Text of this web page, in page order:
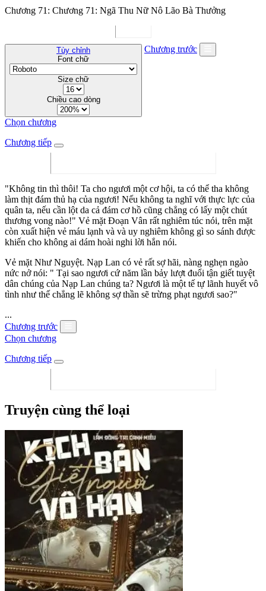
Chương 71: Chương 71: Ngã Thu Nữ Nô Lão Bà Thưởng
Tùy chỉnh
Font chữ
Size chữ
Chiều cao dòng
Chương trước
Chọn chương
Chương tiếp
"Không tin thì thôi! Ta cho ngươi một cơ hội, ta có thể tha không
làm thịt đám thủ hạ của ngươi! Nếu không ta nghĩ với thực lực của
quân ta, nếu cần lột da cả đám cơ hồ cũng chẳng có lấy một chút
thương vong nào!" Vẻ mặt Đoạn Vân rất nghiêm túc nói, trên mặt
còn xuất hiện vẻ máu lạnh và và uy nghiêm không gì so sánh được
khiến cho không ai dám hoài nghi lời hắn nói.
Vẻ mặt Như Nguyệt. Nạp Lan có vẻ rất sợ hãi, nàng nghẹn ngào
nức nở nói: " Tại sao ngươi cứ năm lần bảy lượt đuổi tận giết tuyệt
dân chúng của Nạp Lan chúng ta? Ngươi là một tế tự lãnh huyết vô
tình như thế chẳng lẽ không sợ thần sẽ trừng phạt ngươi sao?"
...
Chương trước
Chọn chương
Chương tiếp
Truyện cùng thể loại